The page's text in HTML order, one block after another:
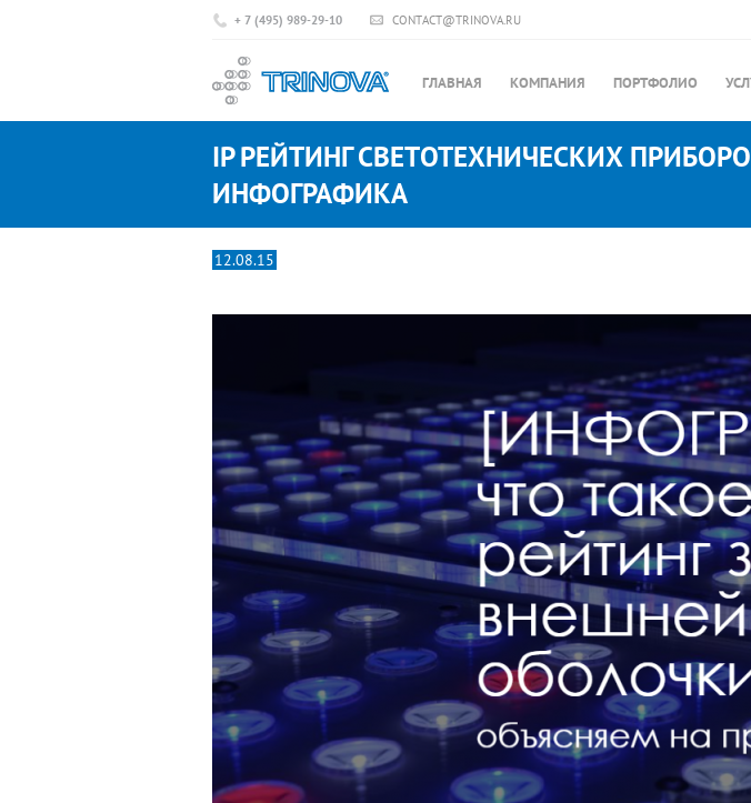
+ 7 (495) 989-29-10 CONTACT@TRINOVA.RU
ГЛАВНАЯ КОМПАНИЯ ПОРТФОЛИО
IP РЕЙТИНГ СВЕТОТЕХНИЧЕСКИХ
ИНФОГРАФИКА
12.08.15